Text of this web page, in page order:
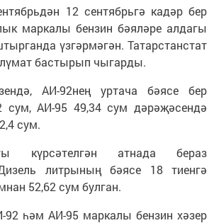
12 сентябрьгә кадәр бер
маркалы бензин бәяләре алдагы
үзгәрмәгән. Татарстанстат
бастырып чыгарды.
АИ-92нең уртача бәясе бер
сум, АИ-95 49,34 сум дәрәҗәсендә
сум.
күрсәтелгән атнада бераз
литрының бәясе 18 тиенгә
52,62 сум булган.
92 һәм АИ-95 маркалы бензин хәзер